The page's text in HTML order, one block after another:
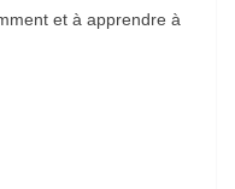
et à apprendre à